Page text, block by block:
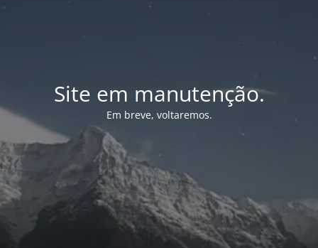
Site em manutenção.
Em breve, voltaremos.